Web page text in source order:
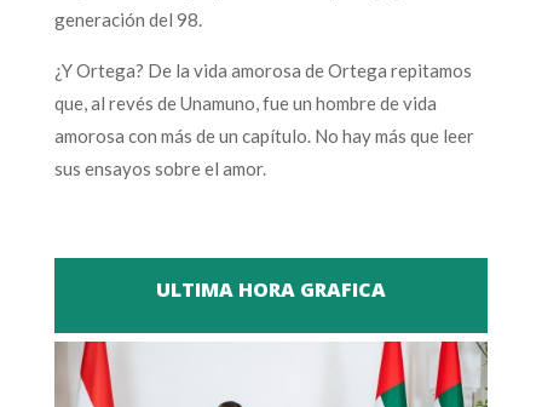
generación del 98.
¿Y Ortega? De la vida amorosa de Ortega repitamos
que, al revés de Unamuno, fue un hombre de vida
amorosa con más de un capítulo. No hay más que leer
sus ensayos sobre el amor.
ULTIMA HORA GRAFICA